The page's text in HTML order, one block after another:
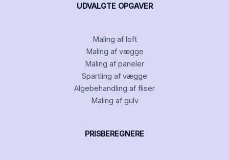
UDVALGTE OPGAVER
Maling af loft
Maling af vægge
Maling af paneler
Spartling af vægge
Algebehandling af fliser
Maling af gulv
PRISBEREGNERE